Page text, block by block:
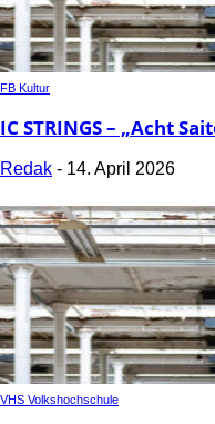
FB Kultur
IC STRINGS – „Acht
Redak - 14. April 2026
VHS Volkshochschule